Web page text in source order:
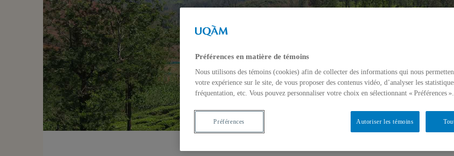
Préférences en matière de témoins
Nous utilisons des témoins (cookies) afin de collecter des informations qui nous
votre expérience sur le site, de vous proposer des contenus vidéo, d’analyser les
fréquentation, etc. Vous pouvez personnaliser votre choix en sélectionnant « Préférences ».
Autoriser les témoins
Préférences